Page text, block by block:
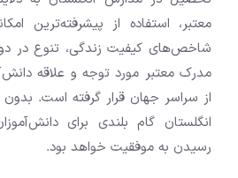
معتبر، استفاده از پیشرفته‌ترین
شاخص‌های کیفیت زندگی، تنوع در
مدرک معتبر مورد توجه و علاقه
از سراسر جهان قرار گرفته است.
انگلستان گام بلندی برای
رسیدن به موفقیت خواهد بود.